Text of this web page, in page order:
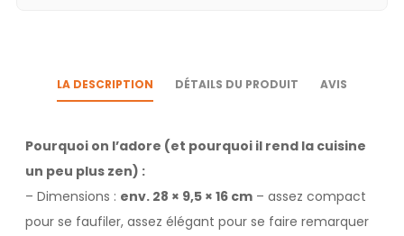
LA DESCRIPTION DÉTAILS DU PRODUIT AVIS
Pourquoi on l’adore (et pourquoi il rend la cuisine
un peu plus zen) :
– Dimensions : env. 28 × 9,5 × 16 cm – assez compact
pour se faufiler, assez élégant pour se faire remarquer